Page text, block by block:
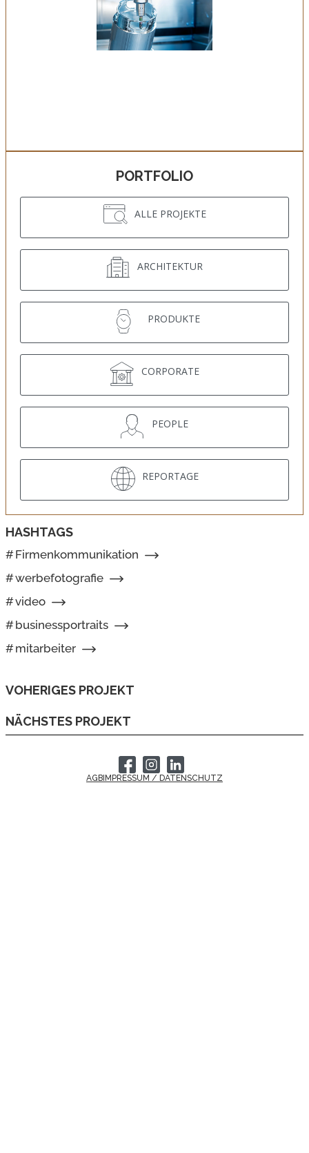
HASHTAGS
#Firmenkommunikation
#werbefotografie
#video
#businessportraits
#mitarbeiter
VOHERIGES PROJEKT
NÄCHSTES PROJEKT
PORTFOLIO
ALLE PROJEKTE
ARCHITEKTUR
PRODUKTE
CORPORATE
PEOPLE
REPORTAGE
AGB IMPRESSUM / DATENSCHUTZ